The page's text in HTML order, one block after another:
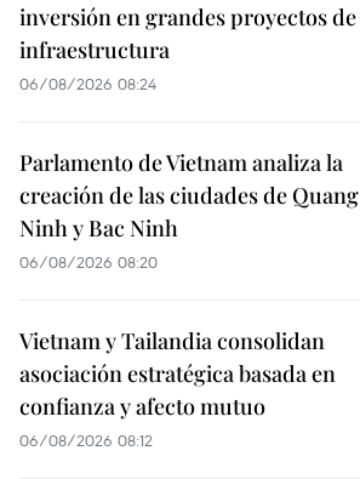
inversión en grandes proyectos de
infraestructura
06/08/2026 08:24
Parlamento de Vietnam analiza la
creación de las ciudades de Quang
Ninh y Bac Ninh
06/08/2026 08:20
Vietnam y Tailandia consolidan
asociación estratégica basada en
confianza y afecto mutuo
06/08/2026 08:12